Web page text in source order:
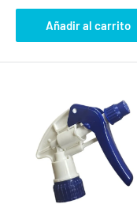
venta
Añadir al carrito